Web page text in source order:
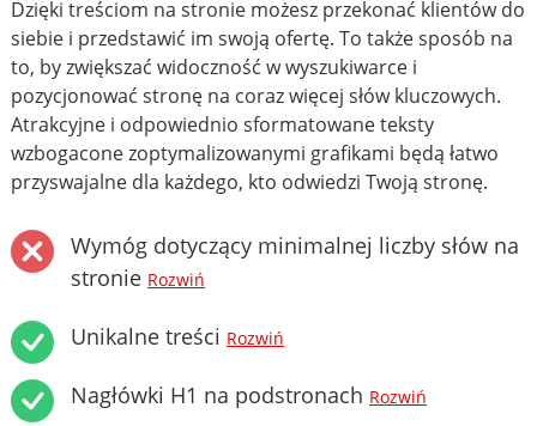
Dzięki treściom na stronie możesz przekonać klientów do
siebie i przedstawić im swoją ofertę. To także sposób na
to, by zwiększać widoczność w wyszukiwarce i
pozycjonować stronę na coraz więcej słów kluczowych.
Atrakcyjne i odpowiednio sformatowane teksty
wzbogacone zoptymalizowanymi grafikami będą łatwo
przyswajalne dla każdego, kto odwiedzi Twoją stronę.
Wymóg dotyczący minimalnej liczby słów na
stronie Rozwiń
Unikalne treści Rozwiń
Nagłówki H1 na podstronach Rozwiń